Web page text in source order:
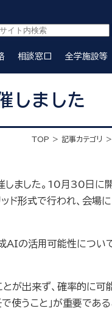
相談窓口 全学施設等
しました
TOP 記事カテゴリ
しました。10月30日に
形式で行われ、会場
AIの活用可能性につい
が出来ず、確率的に可
使うこと」が重要であ